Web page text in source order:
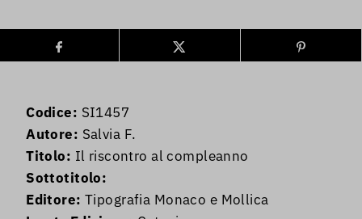
Codice: SI1457
Autore: Salvia F.
Titolo: Il riscontro al compleanno
Sottotitolo:
Editore: Tipografia Monaco e Mollica